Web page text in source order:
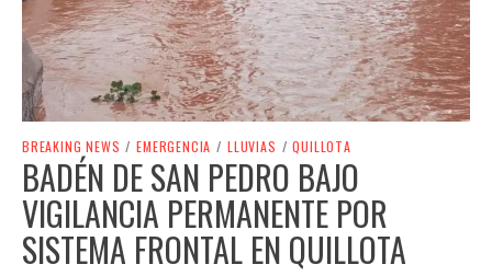
BREAKING NEWS / EMERGENCIA / LLUVIAS / QUILLOTA
BADÉN DE SAN PEDRO BAJO
VIGILANCIA PERMANENTE POR
SISTEMA FRONTAL EN QUILLOTA